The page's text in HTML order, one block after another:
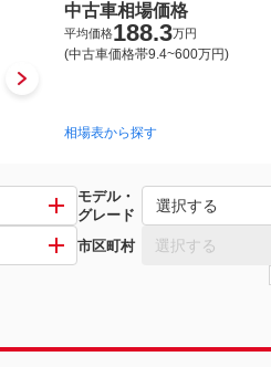
2015年12月~2023年1月（4408）
中古車相場価格
平均価格188.3万円
(中古車価格帯9.4~600万円)
相場表から探す
モデル・
グレード
選択する
市区町村 選択する